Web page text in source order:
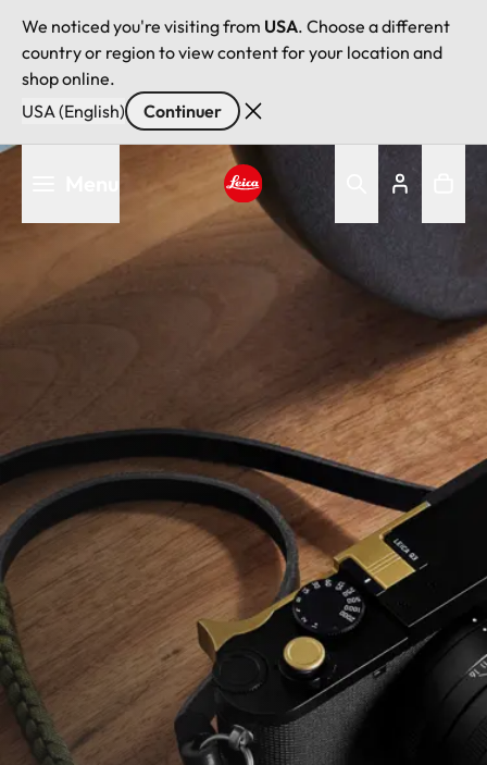
We noticed you're visiting from USA. Choose a different
country or region to view content for your location and
shop online.
USA (English)
Continuer
Aller
Leica logo - Home